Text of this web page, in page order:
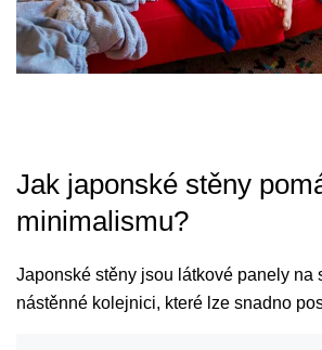
Jak japonské stěny
minimalismu?
Japonské stěny jsou látkové panely na
nástěnné kolejnici, které lze snadno